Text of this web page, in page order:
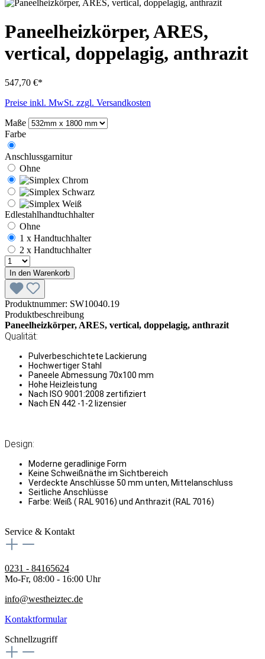
Paneelheizkörper, ARES,
vertical, doppelagig, anthrazit
547,70 €*
Preise inkl. MwSt. zzgl. Versandkosten
Maße
Farbe
Anschlussgarnitur
Ohne
Edlestahlhandtuchhalter
Ohne
1 x Handtuchhalter
2 x Handtuchhalter
In den Warenkorb
Produktnummer: SW10040.19
Produktbeschreibung
Paneelheizkörper, ARES, vertical, doppelagig, anthrazit
Qualität:
Pulverbeschichtete Lackierung
Hochwertiger Stahl
Paneele Abmessung 70x100 mm
Hohe Heizleistung
Nach ISO 9001:2008 zertifiziert
Nach EN 442 -1-2 lizensier
Design:
Moderne geradlinige Form
Keine Schweißnäthe im Sichtbereich
Verdeckte Anschlüsse 50 mm unten, Mittelanschluss
Seitliche Anschlüsse
Farbe: Weiß ( RAL 9016) und Anthrazit (RAL 7016)
Service & Kontakt
0231 - 84165624
Mo-Fr, 08:00 - 16:00 Uhr
info@westheiztec.de
Kontaktformular
Schnellzugriff